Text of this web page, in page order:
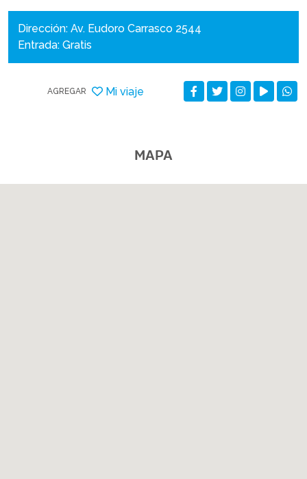
Dirección: Av. Eudoro Carrasco 2544
Entrada: Gratis
AGREGAR Mi viaje
MAPA